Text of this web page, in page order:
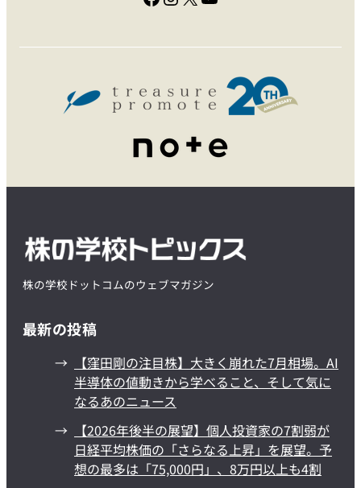
株の学校ドットコムのウェブマガジン
最新の投稿
【窪田剛の注目株】大きく崩れた7月相場。AI
半導体の値動きから学べること、そして気に
なるあのニュース
【2026年後半の展望】個人投資家の7割弱が
日経平均株価の「さらなる上昇」を展望。予
想の最多は「75,000円」、8万円以上も4割